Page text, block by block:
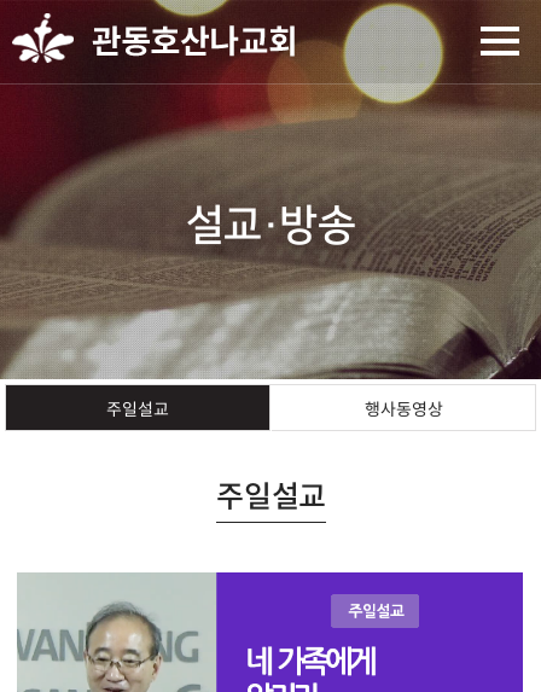
설교·방송
주일설교 행사동영상
주일설교